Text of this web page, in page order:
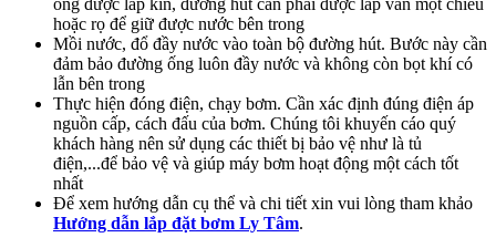
hoặc rọ để giữ được nước bên trong
Mồi nước, đổ đầy nước vào toàn bộ đường hút. Bước này cần
đảm bảo đường ống luôn đầy nước và không còn bọt khí có
lẫn bên trong
Thực hiện đóng điện, chạy bơm. Cần xác định đúng điện áp
nguồn cấp, cách đấu của bơm. Chúng tôi khuyến cáo quý
khách hàng nên sử dụng các thiết bị bảo vệ như là tủ
điện,...để bảo vệ và giúp máy bơm hoạt động một cách tốt
nhất
Để xem hướng dẫn cụ thể và chi tiết xin vui lòng tham khảo
Hướng dẫn lắp đặt bơm Ly Tâm.